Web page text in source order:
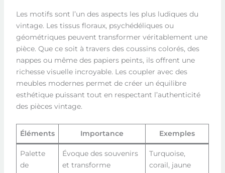
Les motifs sont l’un des aspects les plus ludiques du
vintage. Les tissus floraux, psychédéliques ou
géométriques peuvent transformer véritablement une
pièce. Que ce soit à travers des coussins colorés, des
nappes ou même des papiers peints, ils offrent une
richesse visuelle incroyable. Les coupler avec des
meubles modernes permet de créer un équilibre
esthétique puissant tout en respectant l’authenticité
des pièces vintage.
Éléments Importance Exemples
Palette
de
Évoque des souvenirs
et transforme
Turquoise,
corail, jaune